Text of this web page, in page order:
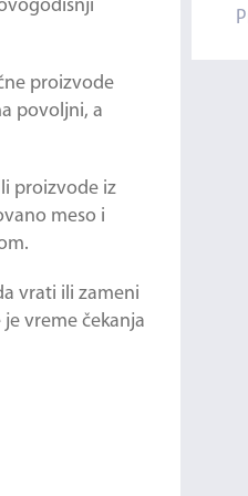
proizvode
povoljni, a
proizvode iz
meso i
vrati ili zameni
vreme čekanja